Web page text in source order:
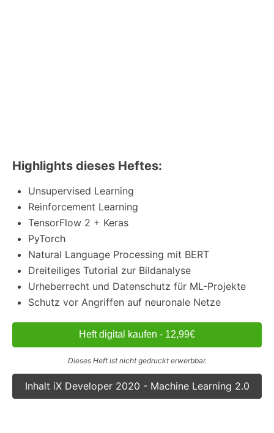
Highlights dieses Heftes:
Unsupervised Learning
Reinforcement Learning
TensorFlow 2 + Keras
PyTorch
Natural Language Processing mit BERT
Dreiteiliges Tutorial zur Bildanalyse
Urheberrecht und Datenschutz für ML-Projekte
Schutz vor Angriffen auf neuronale Netze
Heft digital kaufen - 12,99€
Dieses Heft ist nicht gedruckt erwerbbar.
Inhalt iX Developer 2020 - Machine Learning 2.0